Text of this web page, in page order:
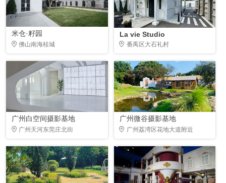
米仓·籽园
佛山南海桂城
La vie Studio
番禺区大石礼村
广州白空间摄影基地
广州天河东莞庄北街
广州微谷摄影基地
广州荔湾区花地大道附近